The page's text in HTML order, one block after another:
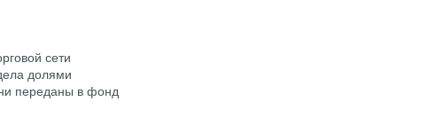
сети
долями
переданы в фонд